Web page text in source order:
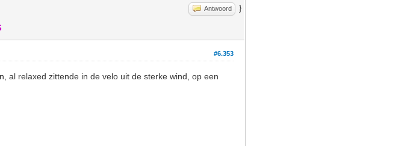
Antwoord }
#6.353
al relaxed zittende in de velo uit de sterke wind, op een